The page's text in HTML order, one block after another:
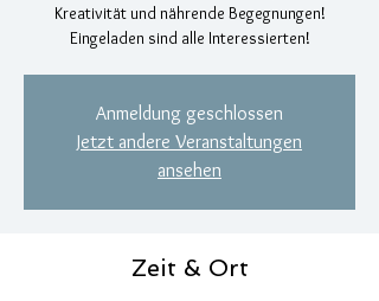
Kreativität und nährende Begegnungen!
Eingeladen sind alle Interessierten!
Anmeldung geschlossen
Jetzt andere Veranstaltungen
ansehen
Zeit & Ort